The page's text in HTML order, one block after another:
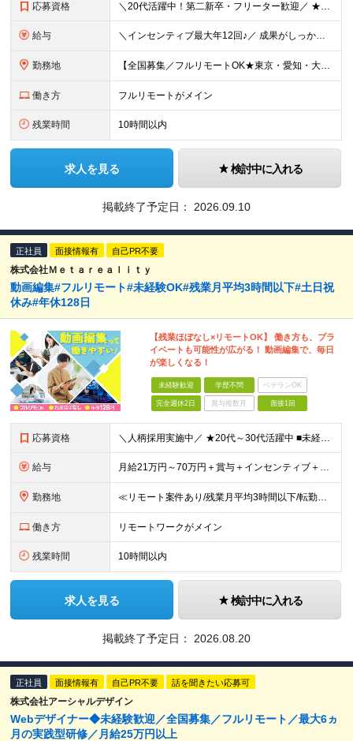
応募資格 ＼20代活躍中！第二新卒・フリーター歓迎／ ★未経験歓迎！学歴・転職回数不問★ ◎Instagram／TikTok／X／YouTubeなど、 SNSを見るのが好きな方大歓迎です♪ ＼100％ポテ
給与 ＼インセンティブ最大年12回♪／ 成果がしっかり収入に反映される給与制度です！ ■月給30万円＋インセンティブ（最大年12回） ★スキル、適性に応じて優遇 【試用期間について】 ・期間：6ヶ月 ・
勤務地 【全国募集／フルリモートOK★東京・愛知・大阪・福岡で積極採用中】 在宅勤務、または関東（東京）または中部（名古屋）、関西（大阪）九州（福岡）のプロジェクト先 ★フルリモート可（通勤不要） ★あなた
働き方 フルリモートがメイン
残業時間 10時間以内
求人を見る 検討中に入れる
掲載終了予定日： 2026.09.10
正社員 面接情報有 自己PR不要
株式会社Ｍｅｔａｒｅａｌｉｔｙ
動画編集#フルリモート#未経験OK#残業月平均3時間以下#土日祝
休み#年休128日
【残業ほぼなし×リモートOK】 働き方も、プラ
イベートも可能性が広がる！ 動画編集で、毎日
が楽しくなる！
未経験歓迎 学歴不問 ベテランOK
完全週休2日 賞与複数月 面接1回
応募資格 ＼人柄採用実施中／ ★20代～30代活躍中 ■未経験OK ■学歴不問 ■第二新卒歓迎 ■ブランクOK 【こんな方、ぴったりです！】 □ コミュニケーションを大切にできる方 →チーム連携やクライアント
給与 月給21万円～70万円＋賞与＋インセンティブ＋各種手当 ◎インセンティブ 5万～90万円等の支給実績あり！ 貴方の頑張りをしっかり評価します。 【各種手当】 ■賞与年1回 ■昇給年1回（初年度は2
勤務地 ≪リモート案件あり/残業月平均3時間以下/転勤なし/駅から徒歩4分≫ 東京本社、または関東・関西のプロジェクト先 【本社】 東京都豊島区東池袋一丁目17番11号 パークハイツ池袋1105号 【大阪
働き方 リモートワークがメイン
残業時間 10時間以内
求人を見る 検討中に入れる
掲載終了予定日： 2026.08.20
正社員 面接情報有 自己PR不要 話を聞きたい応募可
株式会社アーシャルデザイン
Webデザイナー◆未経験歓迎／全国募集／フルリモート／最大6ヵ
月の実践型研修／月給25万円以上